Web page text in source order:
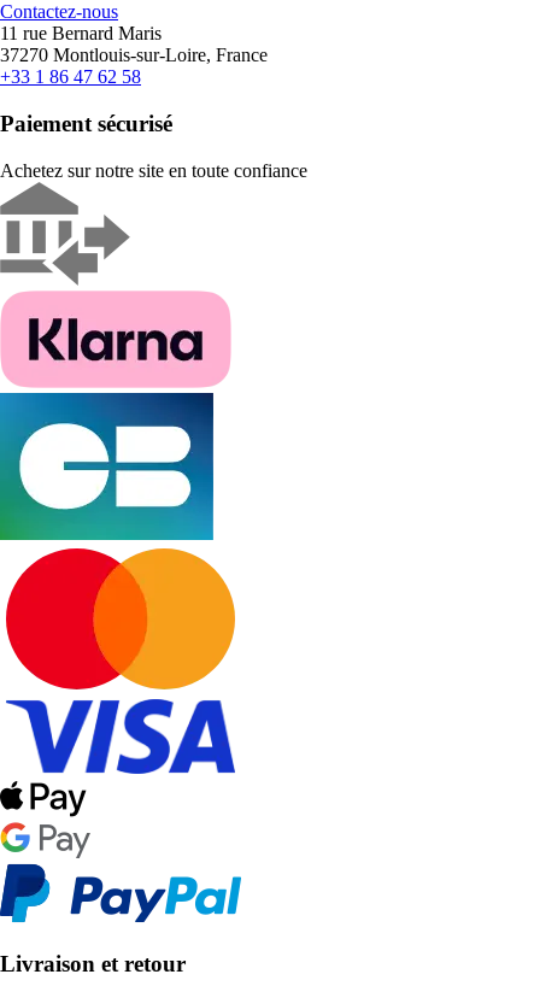
Contactez-nous
11 rue Bernard Maris
37270 Montlouis-sur-Loire, France
+33 1 86 47 62 58
Paiement sécurisé
Achetez sur notre site en toute confiance
Livraison et retour